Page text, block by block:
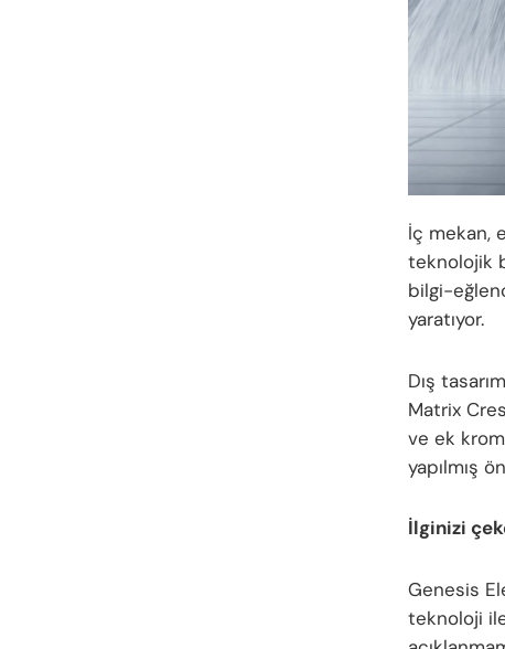
İç mekan,
teknolojik
bilgi-
yaratıyor.
Dış
Matrix
ve ek
yapılmış
İlginizi
Genesis
teknoloji